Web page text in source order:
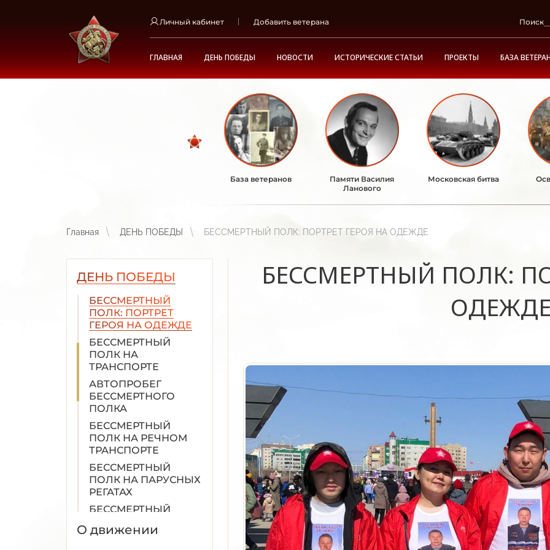
Личный кабинет Добавить ветерана Поиск
ГЛАВНАЯ ДЕНЬ ПОБЕДЫ НОВОСТИ ИСТОРИЧЕСКИЕ СТАТЬИ ПРОЕКТЫ БАЗА
База ветеранов
Памяти Василия
Ланового
Московская битва
Главная ДЕНЬ ПОБЕДЫ БЕССМЕРТНЫЙ ПОЛК: ПОРТРЕТ ГЕРОЯ НА ОДЕЖДЕ
ДЕНЬ ПОБЕДЫ
УЧРЕЖДЕНИЯХ И В
САДУ
ПАМЯТИ С
ПОРТРЕТАМИ
ГЕРОЕВ
БЕССМЕРТНЫЙ
ПОЛК: ПОРТРЕТ
ГЕРОЯ НА ОДЕЖДЕ
БЕССМЕРТНЫЙ
ПОЛК НА
ТРАНСПОРТЕ
АВТОПРОБЕГ
БЕССМЕРТНОГО
ПОЛКА
БЕССМЕРТНЫЙ
ПОЛК НА РЕЧНОМ
ТРАНСПОРТЕ
БЕССМЕРТНЫЙ
ПОЛК НА ПАРУСНЫХ
РЕГАТАХ
БЕССМЕРТНЫЙ
БЕССМЕРТНЫЙ
О движении
БЕССМЕРТНЫЙ ПОЛК: